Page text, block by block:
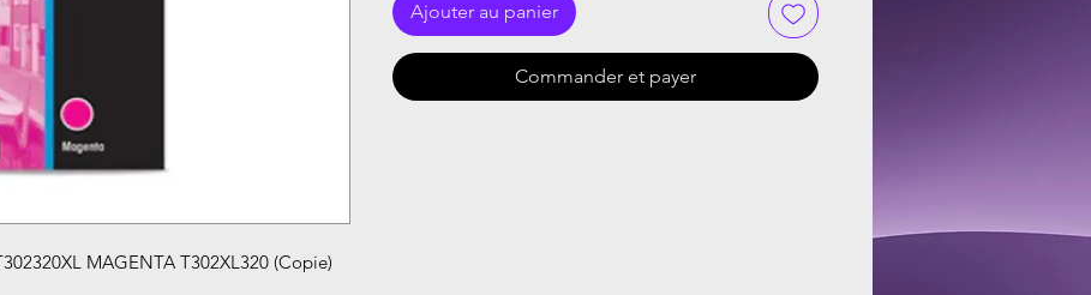
MAGENTA T302XL320 (Copie)
Ajouter au panier
Commander et payer